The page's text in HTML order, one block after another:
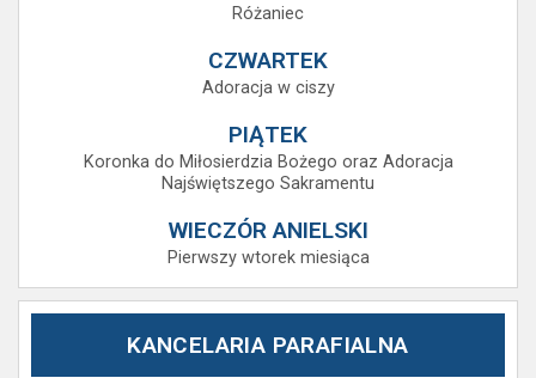
Różaniec
CZWARTEK
Adoracja w ciszy
PIĄTEK
Koronka do Miłosierdzia Bożego oraz Adoracja
Najświętszego Sakramentu
WIECZÓR ANIELSKI
Pierwszy wtorek miesiąca
KANCELARIA PARAFIALNA